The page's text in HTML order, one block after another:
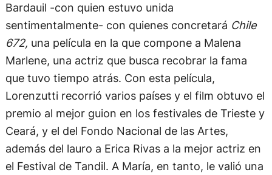
Bardauil -con quien estuvo unida
sentimentalmente- con quienes concretará Chile
672, una película en la que compone a Malena
Marlene, una actriz que busca recobrar la fama
que tuvo tiempo atrás. Con esta película,
Lorenzutti recorrió varios países y el film obtuvo el
premio al mejor guion en los festivales de Trieste y
Ceará, y el del Fondo Nacional de las Artes,
además del lauro a Erica Rivas a la mejor actriz en
el Festival de Tandil. A María, en tanto, le valió una